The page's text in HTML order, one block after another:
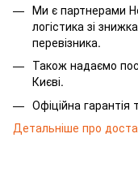
Ми є партнерами
логістика зі
перевізника.
Також надаємо
Києві.
Офіційна гарантія
Детальніше про